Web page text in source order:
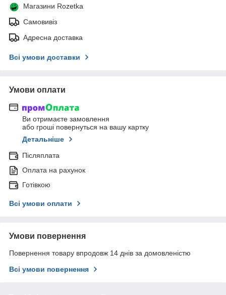
Магазини Rozetka
Самовивіз
Адресна доставка
Всі умови доставки
Умови оплати
Ви отримаєте замовлення
або гроші повернуться на вашу картку
Детальніше
Післяплата
Оплата на рахунок
Готівкою
Всі умови оплати
Умови повернення
Повернення товару впродовж 14 днів за домовленістю
Всі умови повернення